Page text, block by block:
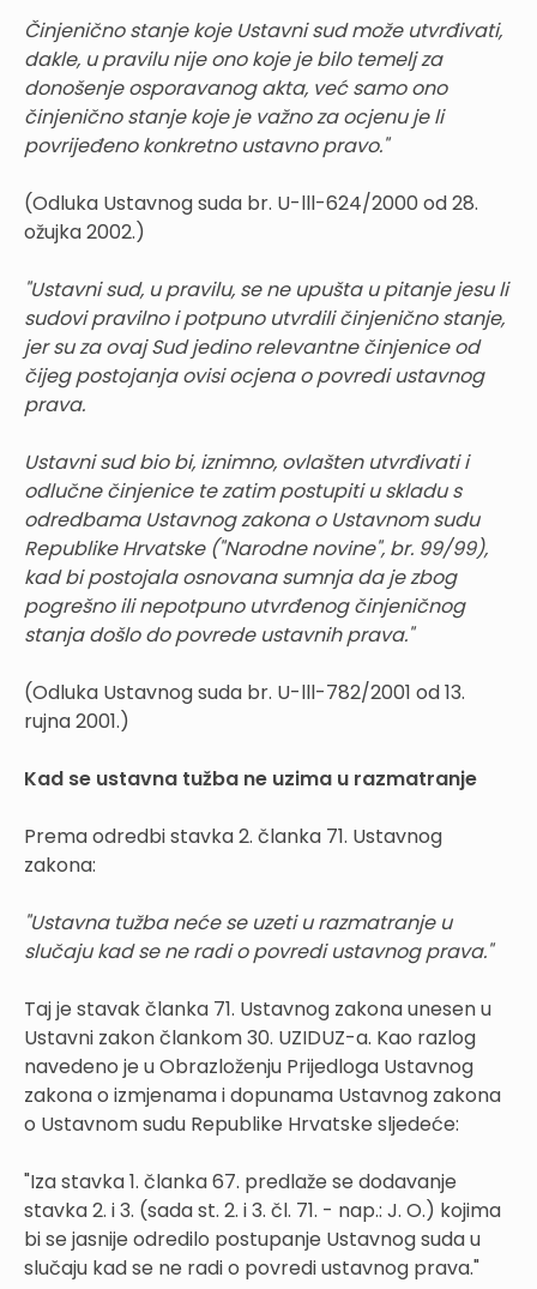
Činjenično stanje koje Ustavni sud može utvrđivati,
dakle, u pravilu nije ono koje je bilo temelj za
donošenje osporavanog akta, već samo ono
činjenično stanje koje je važno za ocjenu je li
povrijeđeno konkretno ustavno pravo."
(Odluka Ustavnog suda br. U-lll-624/2000 od 28.
ožujka 2002.)
"Ustavni sud, u pravilu, se ne upušta u pitanje jesu li
sudovi pravilno i potpuno utvrdili činjenično stanje,
jer su za ovaj Sud jedino relevantne činjenice od
čijeg postojanja ovisi ocjena o povredi ustavnog
prava.
Ustavni sud bio bi, iznimno, ovlašten utvrđivati i
odlučne činjenice te zatim postupiti u skladu s
odredbama Ustavnog zakona o Ustavnom sudu
Republike Hrvatske ("Narodne novine", br. 99/99),
kad bi postojala osnovana sumnja da je zbog
pogrešno ili nepotpuno utvrđenog činjeničnog
stanja došlo do povrede ustavnih prava."
(Odluka Ustavnog suda br. U-lll-782/2001 od 13.
rujna 2001.)
Kad se ustavna tužba ne uzima u razmatranje
Prema odredbi stavka 2. članka 71. Ustavnog
zakona:
"Ustavna tužba neće se uzeti u razmatranje u
slučaju kad se ne radi o povredi ustavnog prava."
Taj je stavak članka 71. Ustavnog zakona unesen u
Ustavni zakon člankom 30. UZIDUZ-a. Kao razlog
navedeno je u Obrazloženju Prijedloga Ustavnog
zakona o izmjenama i dopunama Ustavnog zakona
o Ustavnom sudu Republike Hrvatske sljedeće:
"Iza stavka 1. članka 67. predlaže se dodavanje
stavka 2. i 3. (sada st. 2. i 3. čl. 71. - nap.: J. O.) kojima
bi se jasnije odredilo postupanje Ustavnog suda u
slučaju kad se ne radi o povredi ustavnog prava."